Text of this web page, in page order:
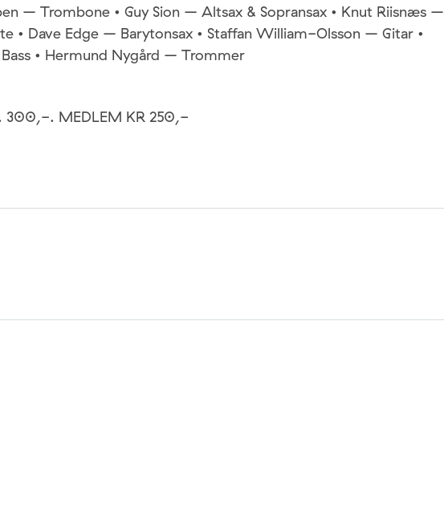
– Trombone • Guy Sion – Altsax & Sopransax • Knut Riisnæs –
• Dave Edge – Barytonsax • Staffan William-Olsson – Gitar •
• Hermund Nygård – Trommer
300,-. MEDLEM KR 250,-